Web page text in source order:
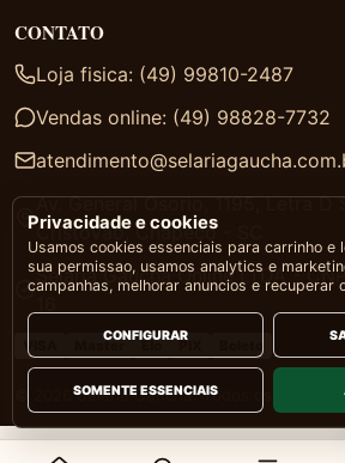
CONTATO
Loja fisica: (49) 99810-2487
Vendas online: (49) 98828-7732
Av. General Osorio, 1195, Letra D
Cristovao, Chapeco - SC
Selaria Gaucha Online LTDA -
Master Elo PIX
© 2026 Selaria Gaúcha. Todos os direitos
Privacidade e cookies
Usamos cookies essenciais para carrinho e
sua permissao, usamos analytics e marketing para
campanhas, melhorar anuncios e recuperar
CONFIGURAR
SOMENTE ESSENCIAIS